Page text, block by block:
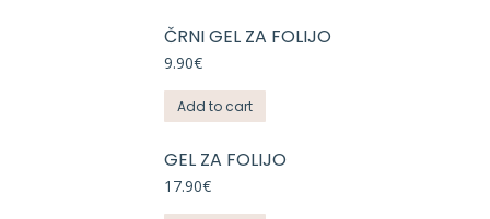
ČRNI GEL ZA FOLIJO
9.90€
Add to cart
GEL ZA FOLIJO
17.90€